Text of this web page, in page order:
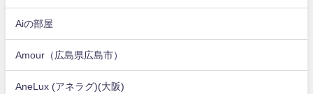
Aiの部屋
Amour（広島県広島市）
AneLux (アネラグ)(大阪)